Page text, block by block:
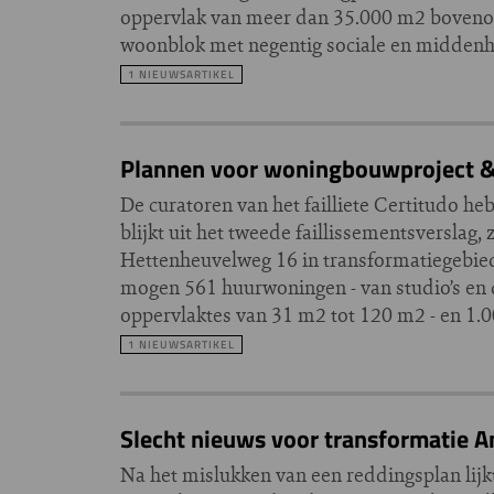
oppervlak van meer dan 35.000 m2
woonblok met negentig sociale en
1 NIEUWSARTIKEL
Plannen voor woningbouwproject
De curatoren van het failliete Certitudo
blijkt uit het tweede faillissementsverslag,
Hettenheuvelweg 16 in
mogen 561 huurwoningen - van studio’s
oppervlaktes van 31 m2 tot 120 m2 - en
1 NIEUWSARTIKEL
Slecht nieuws voor transformatie
Na het mislukken van een reddingsplan